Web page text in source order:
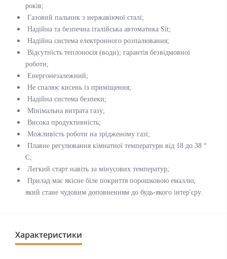
років;
Газовий пальник з нержавіючої сталі;
Надійна та безпечна італійська автоматика Sit;
Надійна система електронного розпалювання;
Відсутність теплоносія (води); гарантія безвідмовної
роботи;
Енергонезалежний;
Не спалює кисень із приміщення;
Надійна система безпеки;
Мінімальна витрата газу;
Висока продуктивність;
Можливість роботи на зрідженому газі;
Плавне регулювання кімнатної температури від 18 до 38 °
С;
Легкий старт навіть за мінусових температур;
Прилад має якісне біле покриття порошковою емаллю,
який стане чудовим доповненням до будь-якого інтер'єру.
Характеристики